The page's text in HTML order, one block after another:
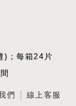
)；每箱24片
們 線上客服